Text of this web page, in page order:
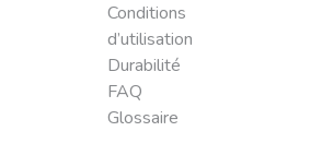
Conditions
d’utilisation
Durabilité
FAQ
Glossaire